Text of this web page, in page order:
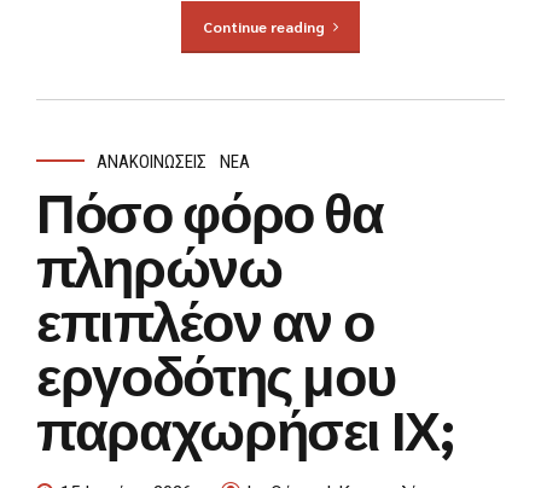
Continue reading
ΑΝΑΚΟΙΝΏΣΕΙΣ ΝΈΑ
Πόσο φόρο θα
πληρώνω
επιπλέον αν ο
εργοδότης μου
παραχωρήσει ΙΧ;